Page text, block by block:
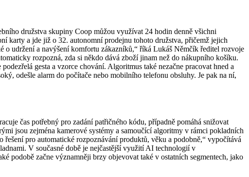
družstva skupiny Coop můžou využívat 24 hodin denně všichni
karty a jde již o 32. autonomní prodejnu tohoto družstva, přičemž jejich
o udržení a navýšení komfortu zákazníků,“ říká Lukáš Němčík ředitel rozvoje
rozpozná, zda si někdo dává zboží jinam než do nákupního košíku.
gesta a vzorce chování. Algoritmus také nezačne pracovat hned a
odešle alarm do počítače nebo mobilního telefonu obsluhy. Je pak na ní,
čas potřebný pro zadání patřičného kódu, případně pomáhá snižovat
jsou zejména kamerové systémy a samoučící algoritmy v rámci pokladních
pro automatické rozpoznávání produktů, věku a podobně,“ vypočítává
V současné době je nejčastější využití AI technologií v
podobě začne významněji brzy objevovat také v ostatních segmentech, jako